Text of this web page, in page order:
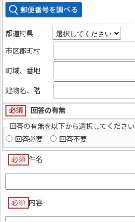
都道府県
市区郡町村
町域、番地
建物名、階
必須
回答の有無
回答の有無を以下から選択してください
回答必要
回答不要
必須 件名
必須 内容